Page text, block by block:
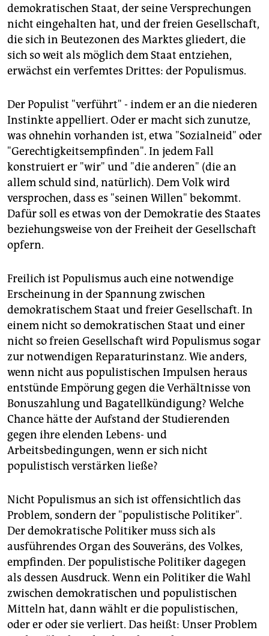
demokratischen Staat, der seine Versprechungen
nicht eingehalten hat, und der freien Gesellschaft,
die sich in Beutezonen des Marktes gliedert, die
sich so weit als möglich dem Staat entziehen,
erwächst ein verfemtes Drittes: der Populismus.
Der Populist "verführt" - indem er an die niederen
Instinkte appelliert. Oder er macht sich zunutze,
was ohnehin vorhanden ist, etwa "Sozialneid" oder
"Gerechtigkeitsempfinden". In jedem Fall
konstruiert er "wir" und "die anderen" (die an
allem schuld sind, natürlich). Dem Volk wird
versprochen, dass es "seinen Willen" bekommt.
Dafür soll es etwas von der Demokratie des Staates
beziehungsweise von der Freiheit der Gesellschaft
opfern.
Freilich ist Populismus auch eine notwendige
Erscheinung in der Spannung zwischen
demokratischem Staat und freier Gesellschaft. In
einem nicht so demokratischen Staat und einer
nicht so freien Gesellschaft wird Populismus sogar
zur notwendigen Reparaturinstanz. Wie anders,
wenn nicht aus populistischen Impulsen heraus
entstünde Empörung gegen die Verhältnisse von
Bonuszahlung und Bagatellkündigung? Welche
Chance hätte der Aufstand der Studierenden
gegen ihre elenden Lebens- und
Arbeitsbedingungen, wenn er sich nicht
populistisch verstärken ließe?
Nicht Populismus an sich ist offensichtlich das
Problem, sondern der "populistische Politiker".
Der demokratische Politiker muss sich als
ausführendes Organ des Souveräns, des Volkes,
empfinden. Der populistische Politiker dagegen
als dessen Ausdruck. Wenn ein Politiker die Wahl
zwischen demokratischen und populistischen
Mitteln hat, dann wählt er die populistischen,
oder er oder sie verliert. Das heißt: Unser Problem